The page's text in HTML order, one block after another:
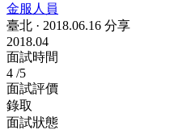
金服人員
臺北 · 2018.06.16 分享
2018.04
面試時間
4 /5
面試評價
錄取
面試狀態